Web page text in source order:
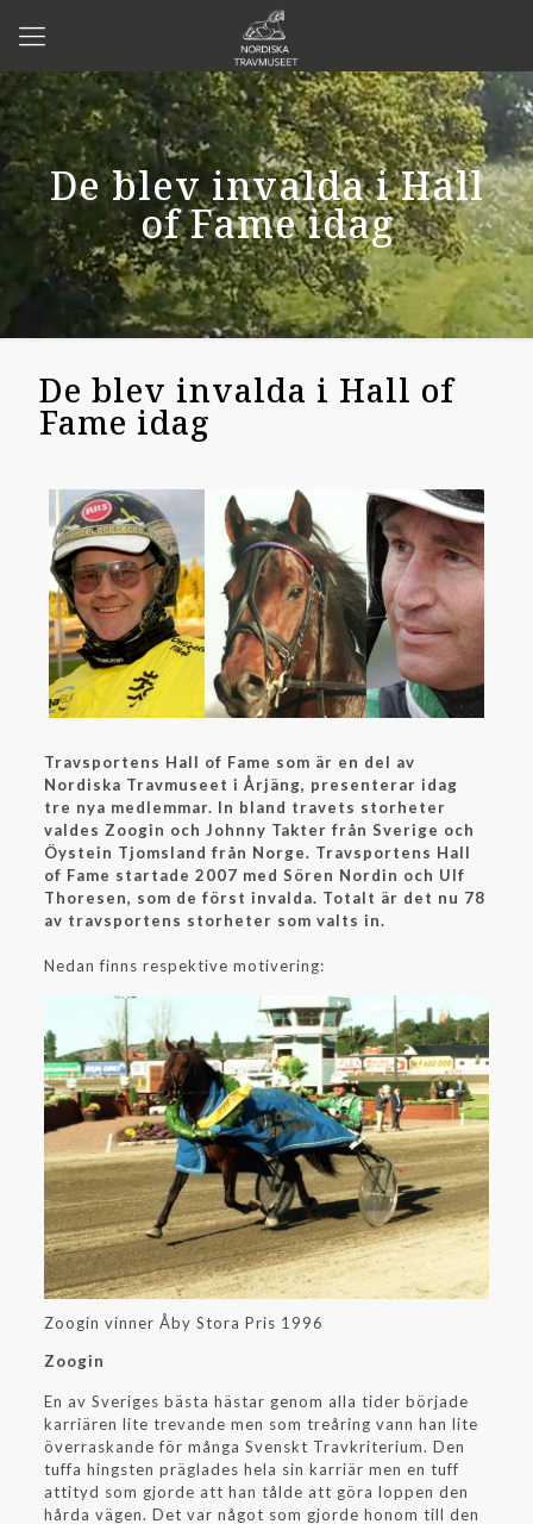
De blev invalda i Hall
of Fame idag
De blev invalda i Hall of
Fame idag
Travsportens Hall of Fame som är en del av
Nordiska Travmuseet i Årjäng, presenterar idag
tre nya medlemmar. In bland travets storheter
valdes Zoogin och Johnny Takter från Sverige och
Öystein Tjomsland från Norge. Travsportens Hall
of Fame startade 2007 med Sören Nordin och Ulf
Thoresen, som de först invalda. Totalt är det nu 78
av travsportens storheter som valts in.
Nedan finns respektive motivering:
Zoogin vinner Åby Stora Pris 1996
Zoogin
En av Sveriges bästa hästar genom alla tider började
karriären lite trevande men som treåring vann han lite
överraskande för många Svenskt Travkriterium. Den
tuffa hingsten präglades hela sin karriär men en tuff
attityd som gjorde att han tålde att göra loppen den
hårda vägen. Det var något som gjorde honom till den